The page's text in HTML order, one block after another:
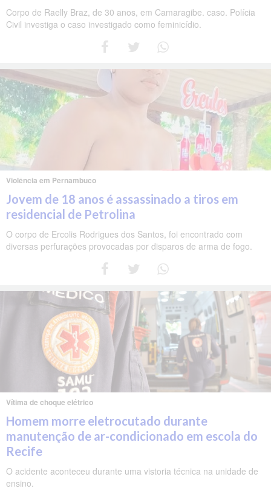
Corpo de Raelly Braz, de 30 anos, em Camaragibe. caso. Polícia
Civil investiga o caso investigado como feminicídio.
Violência em Pernambuco
Jovem de 18 anos é assassinado a tiros em
residencial de Petrolina
O corpo de Ercolis Rodrigues dos Santos, foi encontrado com
diversas perfurações provocadas por disparos de arma de fogo.
Vítima de choque elétrico
Homem morre eletrocutado durante
manutenção de ar-condicionado em escola do
Recife
O acidente aconteceu durante uma vistoria técnica na unidade de
ensino.